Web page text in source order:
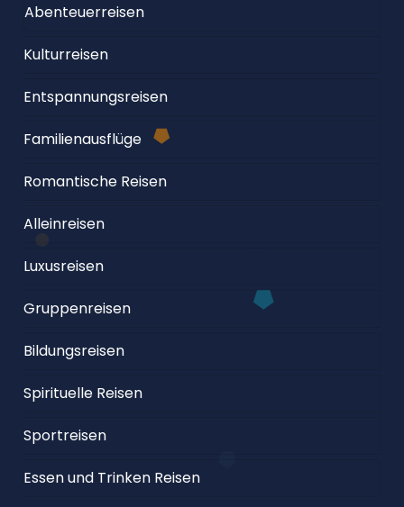
Abenteuerreisen
Kulturreisen
Entspannungsreisen
Familienausflüge
Romantische Reisen
Alleinreisen
Luxusreisen
Gruppenreisen
Bildungsreisen
Spirituelle Reisen
Sportreisen
Essen und Trinken Reisen